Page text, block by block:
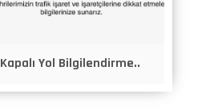
Kapalı Yol Bilgilendirme..